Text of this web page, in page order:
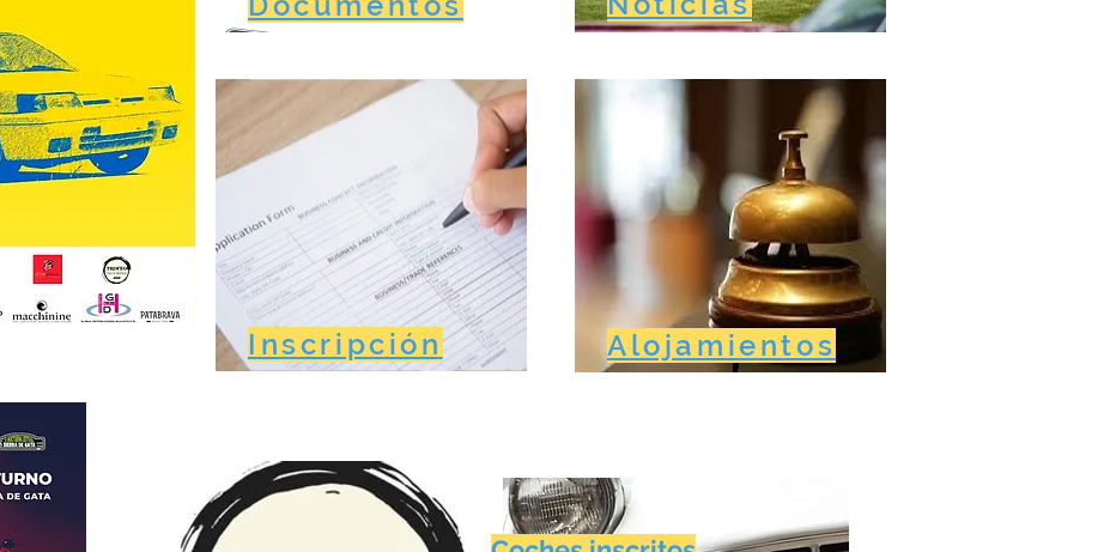
Inscripción Alojamientos